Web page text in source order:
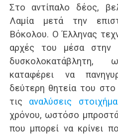
Στο αντίπαλο δέος,
Λαμία μετά την
Βόκολου. Ο Έλληνας
αρχές του μέσα στην
καταφέρει να
δεύτερη θητεία του
τις αναλύσεις
χρόνου, ωστόσο μπροστά
που μπορεί να κρίνει